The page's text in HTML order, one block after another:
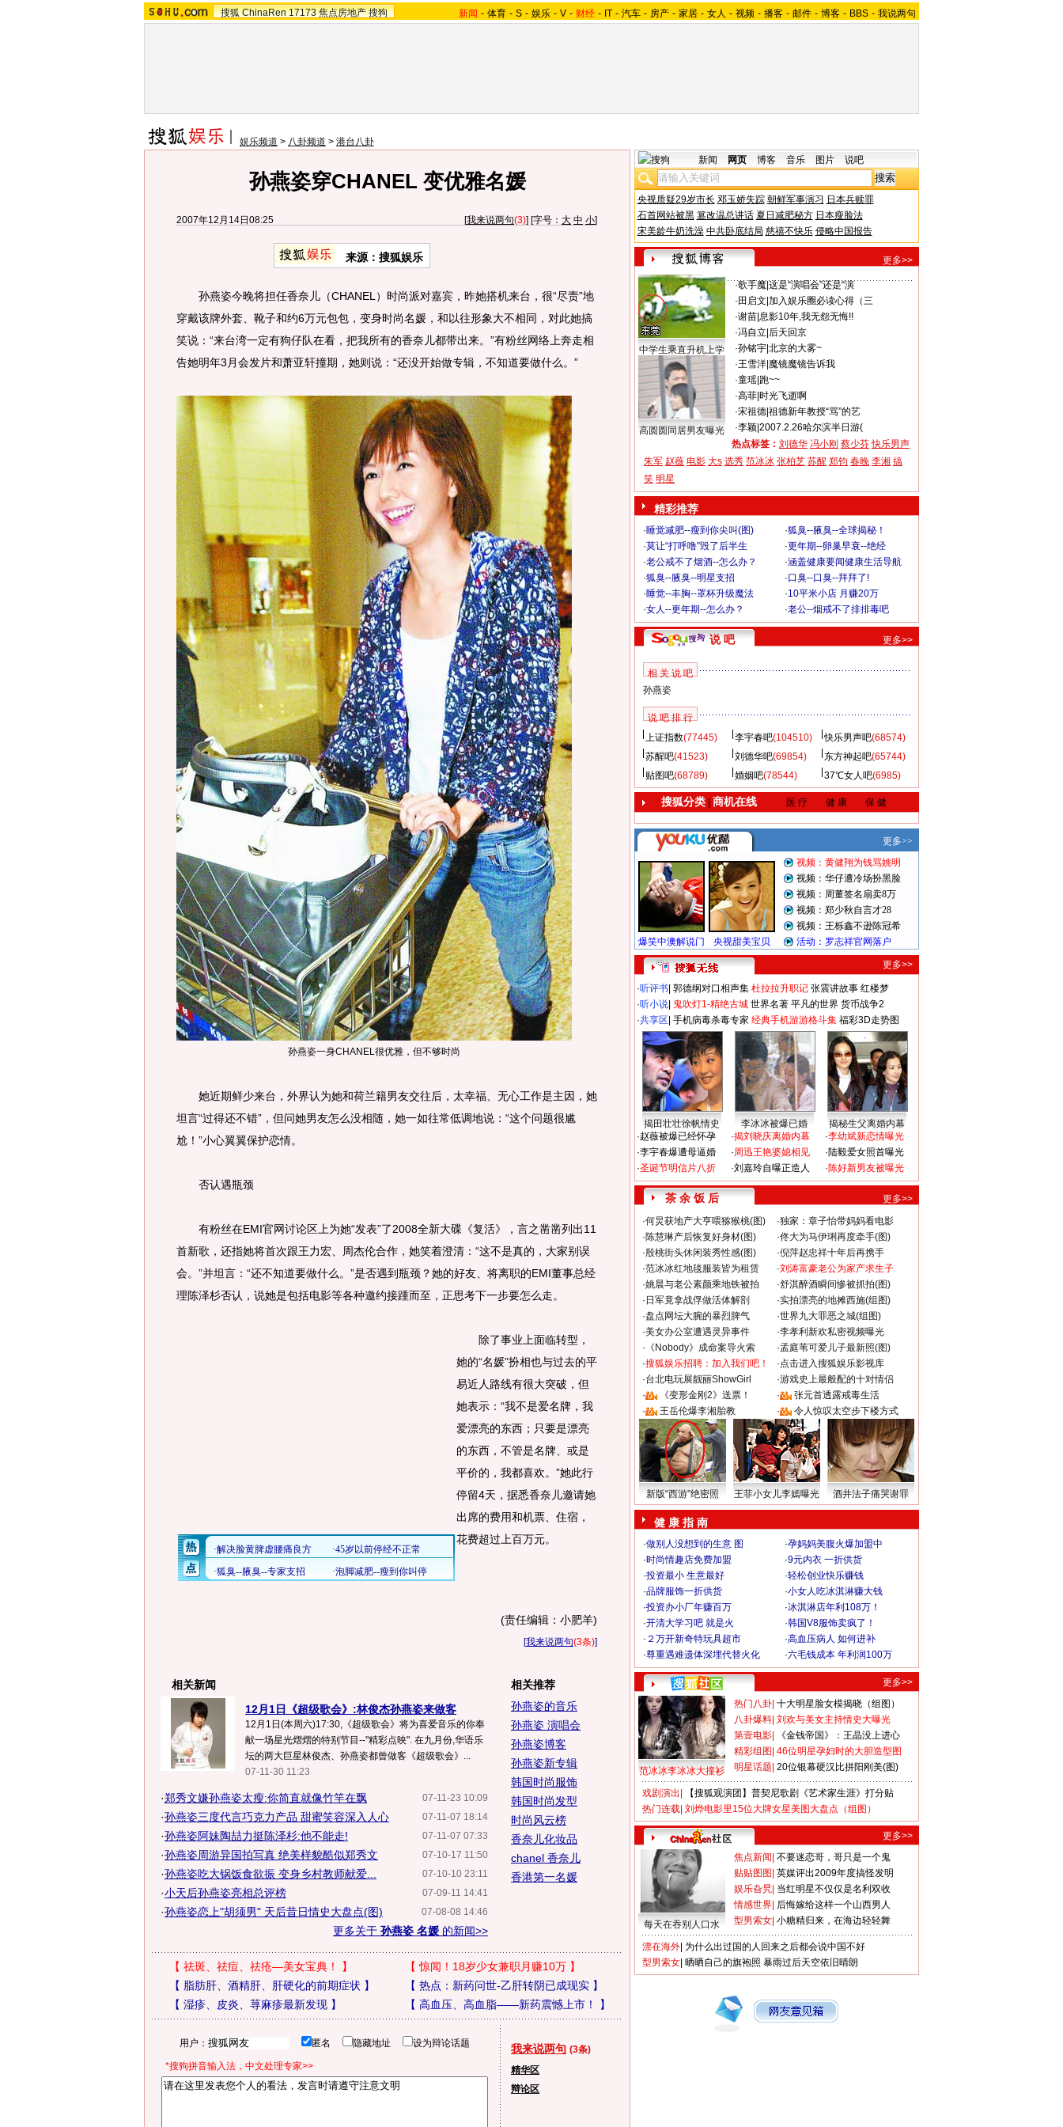
搜狐 ChinaRen 17173 焦点房地产 搜狗 新闻 - 体育 - S - 娱乐 - V - 财经 - IT - 汽车 - 房产 - 家居 - 女人 - 视频 - 播客 - 邮件 - 博客 - BBS - 我说两句
娱乐频道 > 八卦频道 > 港台八卦
孙燕姿穿CHANEL 变优雅名媛
2007年12月14日08:25 [我来说两句(3)] [字号： 大 中 小]
来源：搜狐娱乐
孙燕姿今晚将担任香奈儿（CHANEL）时尚派对嘉宾，昨她搭机来台，很“尽责”地
穿戴该牌外套、靴子和约6万元包包，变身时尚名媛，和以往形象大不相同，对此她搞
笑说：“来台湾一定有狗仔队在看，把我所有的香奈儿都带出来。”有粉丝网络上奔走相
告她明年3月会发片和萧亚轩撞期，她则说：“还没开始做专辑，不知道要做什么。”
孙燕姿一身CHANEL很优雅，但不够时尚
她近期鲜少来台，外界认为她和荷兰籍男友交往后，太幸福、无心工作是主因，她
坦言“过得还不错”，但问她男友怎么没相随，她一如往常低调地说：“这个问题很尴
尬！”小心翼翼保护恋情。
否认遇瓶颈
有粉丝在EMI官网讨论区上为她“发表”了2008全新大碟《复活》，言之凿凿列出11
首新歌，还指她将首次跟王力宏、周杰伦合作，她笑着澄清：“这不是真的，大家别误
会。”并坦言：“还不知道要做什么。”是否遇到瓶颈？她的好友、将离职的EMI董事总经
理陈泽杉否认，说她是包括电影等各种邀约接踵而至，正思考下一步要怎么走。
除了事业上面临转型，
她的“名媛”扮相也与过去的平
易近人路线有很大突破，但
她表示：“我不是爱名牌，我
爱漂亮的东西；只要是漂亮
的东西，不管是名牌、或是
平价的，我都喜欢。”她此行
停留4天，据悉香奈儿邀请她
出席的费用和机票、住宿，
花费超过上百万元。
(责任编辑：小肥羊)
[我来说两句(3条)]
相关新闻
12月1日《超级歌会》:林俊杰孙燕姿来做客
12月1日(本周六)17:30,《超级歌会》将为喜爱音乐的你奉
献一场星光熠熠的特别节目--"精彩点映". 在九月份,华语乐
坛的两大巨星林俊杰、孙燕姿都曾做客《超级歌会》...
07-11-30 11:23
07-11-23 10:09
·郑秀文嫌孙燕姿太瘦:你简直就像竹竿在飘
07-11-07 18:14
·孙燕姿三度代言巧克力产品 甜蜜笑容深入人心
07-11-07 07:33
·孙燕姿阿妹陶喆力挺陈泽杉:他不能走!
07-10-17 11:50
·孙燕姿周游异国拍写真 绝美样貌酷似郑秀文
07-10-10 23:11
·孙燕姿吃大锅饭食欲振 变身乡村教师献爱...
07-09-11 14:41
·小天后孙燕姿亮相总评榜
07-08-08 14:46
·孙燕姿恋上"胡须男" 天后昔日情史大盘点(图)
更多关于 孙燕姿 名媛 的新闻>>
相关推荐
孙燕姿的音乐
孙燕姿 演唱会
孙燕姿博客
孙燕姿新专辑
韩国时尚服饰
韩国时尚发型
时尚风云榜
香奈儿化妆品
chanel 香奈儿
香港第一名媛
【 祛斑、祛痘、祛疮—美女宝典！ 】 【惊闻！18岁少女兼职月赚10万】
【 脂肪肝、酒精肝、肝硬化的前期症状 】 【 热点：新药问世-乙肝转阴已成现实】
【 湿疹、皮炎、荨麻疹最新发现】 【 高血压、高血脂——新药震憾上市！ 】
用户： 匿名 隐藏地址 设为辩论话题
*搜狗拼音输入法，中文处理专家>>
我来说两句 (3条)
精华区
辩论区
新闻 网页 博客 音乐 图片 说吧
央视质疑29岁市长 邓玉娇失踪 朝鲜军事演习 日本兵赎罪
石首网站被黑 篡改温总讲话 夏日减肥秘方 日本瘦脸法
宋美龄牛奶洗澡 中共卧底结局 慈禧不快乐 侵略中国报告
更多>>
中学生乘直升机上学
高圆圆同居男友曝光
·歌手魔| 这是“演唱会”还是“演
· 田启文 加入娱乐圈必读心得（三
·谢苗| 息影10年,我无怨无悔!!
·冯自立 后天回京
·孙铭宇| 北京的大雾~
·王雪洋| 魔镜魔镜告诉我
·童瑶| 跑~~
·高菲| 时光飞逝啊
·宋祖德| 祖德新年教授“骂”的艺
·李颖| 2007.2.26哈尔滨半日游(
热点标签： 刘德华 冯小刚 蔡少芬 快乐男声
朱军 赵薇 电影 大s 选秀 范冰冰 张柏芝 苏醒 郑钧 春晚 李湘 搞
笑 明星
精彩推荐
·睡觉减肥--瘦到你尖叫(图) ·狐臭--腋臭--全球揭秘！
·莫让“打呼噜”毁了后半生 ·更年期--卵巢早衰--绝经
·老公戒不了烟酒--怎么办？ ·涵盖健康要闻健康生活导航
·狐臭--腋臭--明星支招 ·口臭--口臭--拜拜了!
·睡觉--丰胸--罩杯升级魔法 ·10平米小店 月赚20万
·女人--更年期--怎么办？ ·老公--烟戒不了排排毒吧
说 吧 更多>>
相 关 说 吧
孙燕姿
说 吧 排 行
上证指数(77445) 李宇春吧(104510) 快乐男声吧(68574)
苏醒吧(41523) 刘德华吧(69854) 东方神起吧(65744)
贴图吧(68789) 婚姻吧(78544) 37℃女人吧(6985)
搜狐分类| 商机在线 医 疗 健 康 保 健
更多>>
·听评书 郭德纲对口相声集 杜拉拉升职记 张震讲故事 红楼梦
·听小说 鬼吹灯1-精绝古城 世界名著 平凡的世界 货币战争2
·共享区 手机病毒杀毒专家 经典手机游游格斗集 福彩3D走势图
揭田壮壮徐帆情史 李冰冰被爆已婚
揭秘生父离婚内幕
·赵薇被爆已经怀孕
·李宇春爆遭母逼婚
·圣诞节明信片八折
·揭刘晓庆离婚内幕
·周迅王艳婆媳相见
·刘嘉玲自曝正造人
·李幼斌新恋情曝光
·陆毅爱女照首曝光
·陈好新男友被曝光
茶 余 饭 后
更多>>
·何炅获地产大亨喂猕猴桃(图) ·独家：章子怡带妈妈看电影
·陈慧琳产后恢复好身材(图) ·佟大为马伊琍再度牵手(图)
·殷桃街头休闲装秀性感(图) ·倪萍赵忠祥十年后再携手
·范冰冰红地毯服装皆为租赁 ·刘涛富豪老公为家产求生子
·姚晨与老公素颜乘地铁被拍 ·舒淇醉酒瞬间惨被抓拍(图)
· 日军竟拿战俘做活体解剖 ·实拍漂亮的地摊西施(组图)
·盘点网坛大腕的暴烈脾气 ·世界九大罪恶之城(组图)
·美女办公室遭遇灵异事件 ·李孝利新欢私密视频曝光
· 《Nobody》成命案导火索 ·孟庭苇可爱儿子最新照(图)
·搜狐娱乐招聘：加入我们吧！ ·点击进入搜狐娱乐影视库
·台北电玩展靓丽ShowGirl ·游戏史上最般配的十对情侣
·
《变形金刚2》送票！ ·
张元首透露戒毒生活
·
王岳伦爆李湘胎教 · 令人惊叹太空步下楼方式
新版“西游”绝密照 王菲小女儿李嫣曝光 酒井法子痛哭谢罪
健 康 指 南
·做别人没想到的生意 图 ·孕妈妈美腹火爆加盟中
·时尚情趣店免费加盟 ·9元内衣 一折供货
·投资最小 生意最好 ·轻松创业快乐赚钱
·品牌服饰一折供货 ·小女人吃冰淇淋赚大钱
·投资办小厂年赚百万 ·冰淇淋店年利108万！
·开清大学习吧 就是火 ·韩国V8服饰卖疯了！
· ２万开新奇特玩具超市 ·高血压病人 如何进补
·尊重遇难遗体深埋代替火化 ·六毛钱成本 年利润100万
更多>>
范冰冰李冰冰大撞衫
热门八卦 十大明星脸女模揭晓（组图）
八卦爆料 刘欢与美女主持情史大曝光
第壹电影
《金钱帝国》：王晶没上进心
精彩组图 46位明星孕妇时的大胆造型图
明星话题 20位银幕硬汉比拼阳刚美(图)
戏剧演出
【搜狐观演团】普契尼歌剧《艺术家生涯》打分贴
热门连载 刘烨电影里15位大牌女星美图大盘点（组图）
更多>>
每天在吞别人口水
焦点新闻 不要迷恋哥，哥只是一个鬼
贴贴图图 英媒评出2009年度搞怪发明
娱乐旮旯 当红明星不仅仅是名利双收
情感世界 后悔嫁给这样一个山西男人
型男索女 小糖精归来，在海边轻轻舞
漂在海外 为什么出过国的人回来之后都会说中国不好
型男索女 晒晒自己的旗袍照 暴雨过后天空依旧晴朗